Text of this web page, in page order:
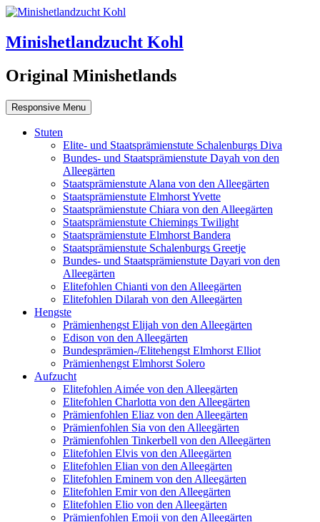
Minishetlandzucht Kohl
Original Minishetlands
Responsive Menu
Stuten
Elite- und Staatsprämienstute Schalenburgs Diva
Bundes- und Staatsprämienstute Dayah von den
Alleegärten
Staatsprämienstute Alana von den Alleegärten
Staatsprämienstute Elmhorst Yvette
Staatsprämienstute Chiara von den Alleegärten
Staatsprämienstute Chiemings Twilight
Staatsprämienstute Elmhorst Bandera
Staatsprämienstute Schalenburgs Greetje
Bundes- und Staatsprämienstute Dayari von den
Alleegärten
Elitefohlen Chianti von den Alleegärten
Elitefohlen Dilarah von den Alleegärten
Hengste
Prämienhengst Elijah von den Alleegärten
Edison von den Alleegärten
Bundesprämien-/Elitehengst Elmhorst Elliot
Prämienhengst Elmhorst Solero
Aufzucht
Elitefohlen Aimée von den Alleegärten
Elitefohlen Charlotta von den Alleegärten
Prämienfohlen Eliaz von den Alleegärten
Prämienfohlen Sia von den Alleegärten
Prämienfohlen Tinkerbell von den Alleegärten
Elitefohlen Elvis von den Alleegärten
Elitefohlen Elian von den Alleegärten
Elitefohlen Eminem von den Alleegärten
Elitefohlen Emir von den Alleegärten
Elitefohlen Elio von den Alleegärten
Prämienfohlen Emoji von den Alleegärten